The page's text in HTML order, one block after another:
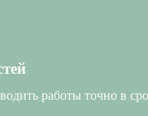
работы точно в